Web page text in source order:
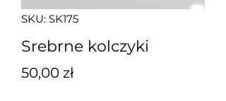
SKU: SK175
Srebrne kolczyki
50,00 złCena